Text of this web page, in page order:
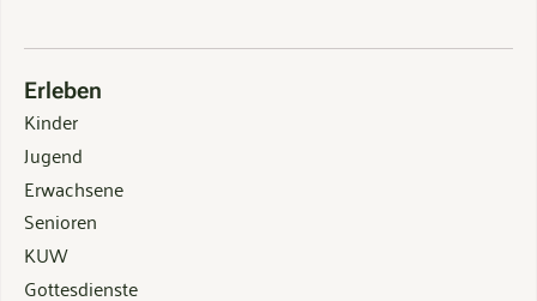
Erleben
Kinder
Jugend
Erwachsene
Senioren
KUW
Gottesdienste